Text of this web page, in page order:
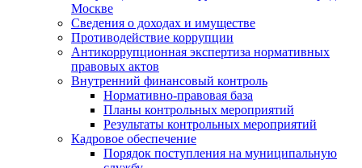
Москве
Сведения о доходах и имуществе
Противодействие коррупции
Антикоррупционная экспертиза нормативных
правовых актов
Внутренний финансовый контроль
Нормативно-правовая база
Планы контрольных мероприятий
Результаты контрольных мероприятий
Кадровое обеспечение
Порядок поступления на муниципальную